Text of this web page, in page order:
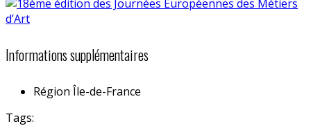
Informations supplémentaires
Région Île-de-France
Tags: